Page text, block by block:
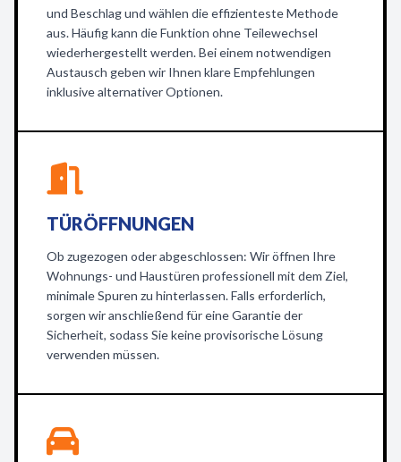
und Beschlag und wählen die effizienteste Methode
aus. Häufig kann die Funktion ohne Teilewechsel
wiederhergestellt werden. Bei einem notwendigen
Austausch geben wir Ihnen klare Empfehlungen
inklusive alternativer Optionen.
TÜRÖFFNUNGEN
Ob zugezogen oder abgeschlossen: Wir öffnen Ihre
Wohnungs- und Haustüren professionell mit dem Ziel,
minimale Spuren zu hinterlassen. Falls erforderlich,
sorgen wir anschließend für eine Garantie der
Sicherheit, sodass Sie keine provisorische Lösung
verwenden müssen.